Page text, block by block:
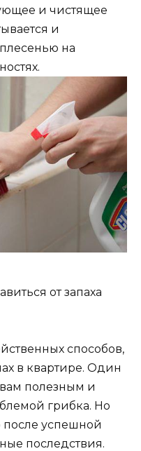
и чистящее
и
на
от запаха
способов,
в квартире. Один
вам полезным и
грибка. Но
после успешной
последствия.